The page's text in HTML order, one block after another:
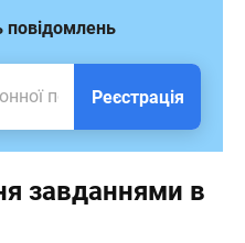
повідомлень
Реєстрація
завданнями в